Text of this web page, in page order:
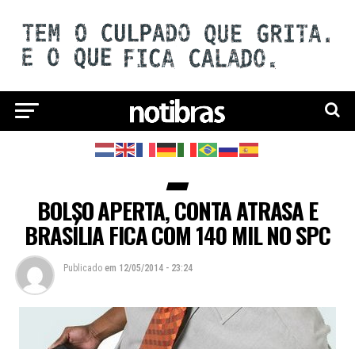
BOLSO APERTA, CONTA ATRASA E
BRASÍLIA FICA COM 140 MIL NO SPC
Publicado em 12/05/2014 - 23:24